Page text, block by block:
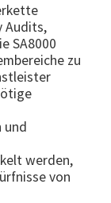
Audits,
SA8000
zu
und
werden,
von